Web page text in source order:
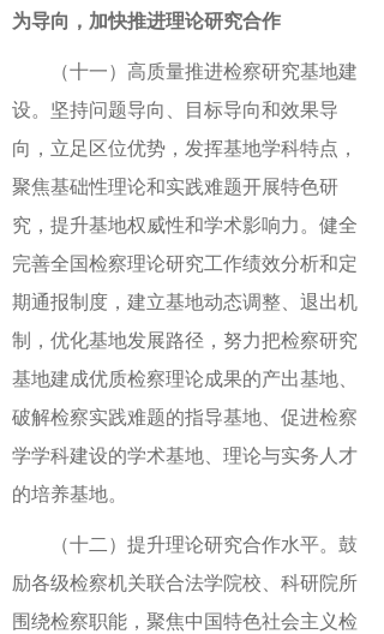
为导向，加快推进理论研究合作
（十一）高质量推进检察研究基地建
设。坚持问题导向、目标导向和效果导
向，立足区位优势，发挥基地学科特点，
聚焦基础性理论和实践难题开展特色研
究，提升基地权威性和学术影响力。健全
完善全国检察理论研究工作绩效分析和定
期通报制度，建立基地动态调整、退出机
制，优化基地发展路径，努力把检察研究
基地建成优质检察理论成果的产出基地、
破解检察实践难题的指导基地、促进检察
学学科建设的学术基地、理论与实务人才
的培养基地。
（十二）提升理论研究合作水平。鼓
励各级检察机关联合法学院校、科研院所
围绕检察职能，聚焦中国特色社会主义检